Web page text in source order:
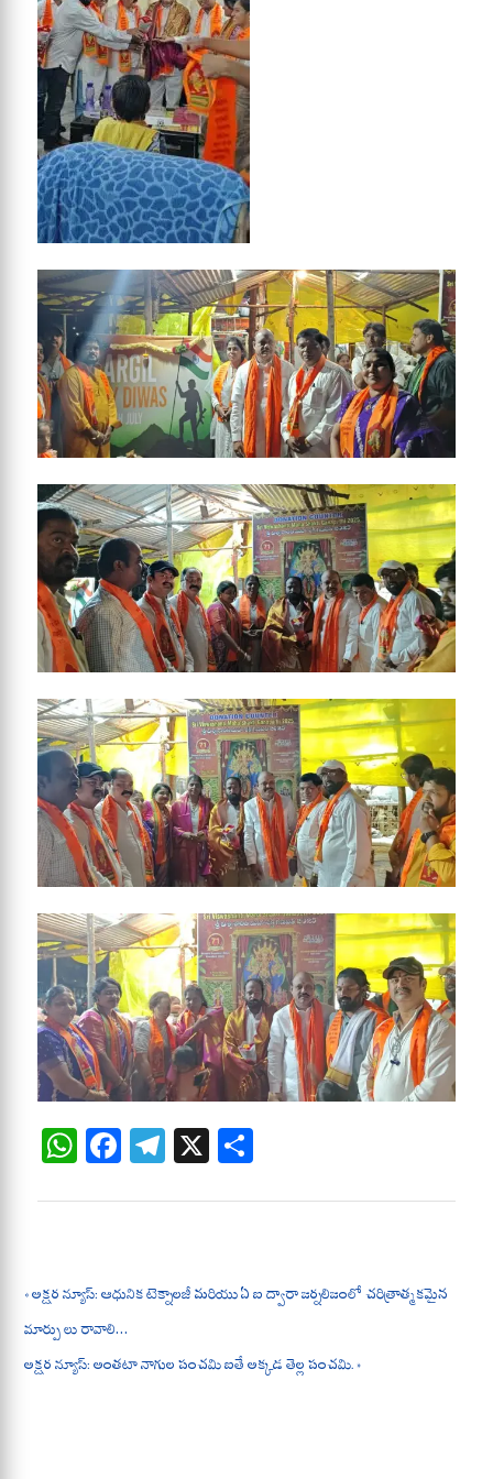
W
ha
ts
pp
Fa
ce
bo
Te
le
gr
m
X ha
re
« అక్షర న్యూస్: ఆధునిక టెక్నాలజీ మరియు ఏ ఐ ద్వారా జర్నలిజంలో చరిత్రాత్మకమైన
మార్పు లు రావాలి…
అక్షర న్యూస్: అంతటా నాగుల పంచమి ఐతే అక్కడ తెల్ల పంచమి. »